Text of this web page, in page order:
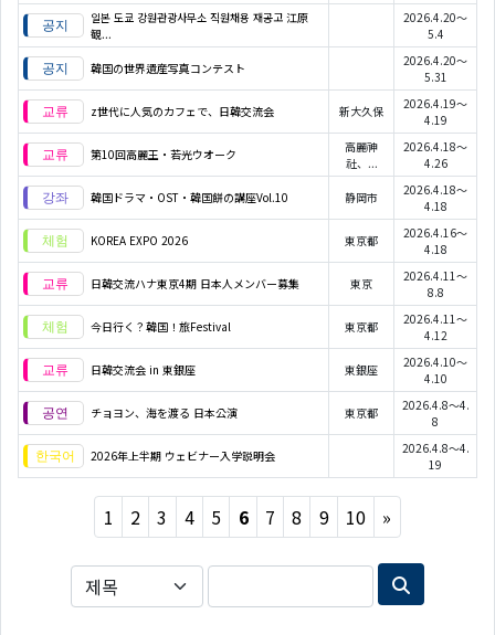
일본 도쿄 강원관광사무소 직원채용 재공고 江原
観...
2026.4.20～
5.4
韓国の世界遺産写真コンテスト
2026.4.20～
5.31
z世代に人気のカフェで、日韓交流会 新大久保
2026.4.19～
4.19
第10回高麗王・若光ウオーク
高麗神
社、...
2026.4.18～
4.26
韓国ドラマ・OST・韓国餅の講座Vol.10 静岡市
2026.4.18～
4.18
KOREA EXPO 2026 東京都
2026.4.16～
4.18
日韓交流ハナ東京4期 日本人メンバー募集 東京
2026.4.11～
8.8
今日行く？韓国！旅Festival 東京都
2026.4.11～
4.12
日韓交流会 in 東銀座 東銀座
2026.4.10～
4.10
チョヨン、海を渡る 日本公演 東京都
2026.4.8～4.
8
2026年上半期 ウェビナー入学説明会
2026.4.8～4.
19
1 2 3 4 5 6 7 8 9 10 »